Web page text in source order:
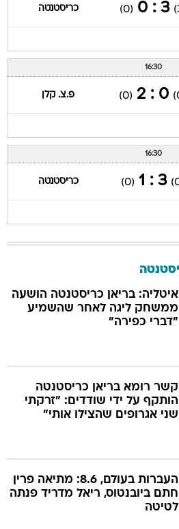
3 : 0
(0) כריסטנטה
16:30
0 : 2
(0) פ.צ. קלן
16:30
3 : 1
(0) כריסטנטה
איטליה: בריאן כריסטנטה הושעה
ממשחק ליגה לאחר שהשמיע
"דברי כפירה"
קשר רומא בריאן כריסטנטה
הותקף על ידי שודדים: "זרקתי
שני אגרופים שהצילו אותי"
העברות בעולם, 8.6: מתיאה פרין
חתם ביובנטוס, ריאל מדריד פנתה
לטיטה